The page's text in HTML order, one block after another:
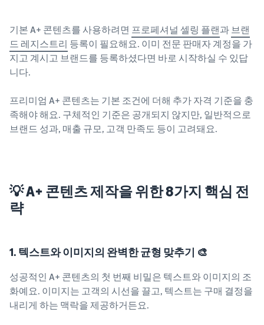
기본 A+ 콘텐츠를 사용하려면 프로페셔널 셀링 플랜과 브랜
드 레지스트리 등록이 필요해요. 이미 전문 판매자 계정을 가
지고 계시고 브랜드를 등록하셨다면 바로 시작하실 수 있답
니다.
프리미엄 A+ 콘텐츠는 기본 조건에 더해 추가 자격 기준을 충
족해야 해요. 구체적인 기준은 공개되지 않지만, 일반적으로
브랜드 성과, 매출 규모, 고객 만족도 등이 고려돼요.
💡 A+ 콘텐츠 제작을 위한 8가지 핵심 전
략
1. 텍스트와 이미지의 완벽한 균형 맞추기 🎨
성공적인 A+ 콘텐츠의 첫 번째 비밀은 텍스트와 이미지의 조
화예요. 이미지는 고객의 시선을 끌고, 텍스트는 구매 결정을
내리게 하는 맥락을 제공하거든요.